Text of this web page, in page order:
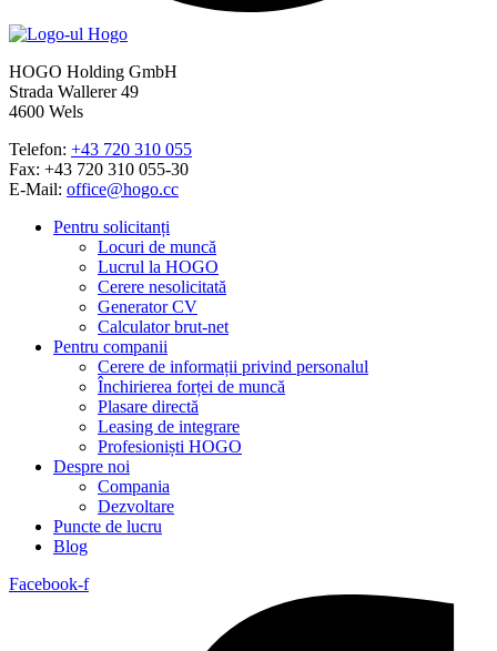
HOGO Holding GmbH
Strada Wallerer 49
4600 Wels
Telefon: +43 720 310 055
Fax: +43 720 310 055-30
E-Mail: office@hogo.cc
Pentru solicitanți
Locuri de muncă
Lucrul la HOGO
Cerere nesolicitată
Generator CV
Calculator brut-net
Pentru companii
Cerere de informații privind personalul
Închirierea forței de muncă
Plasare directă
Leasing de integrare
Profesioniști HOGO
Despre noi
Compania
Dezvoltare
Puncte de lucru
Blog
Facebook-f